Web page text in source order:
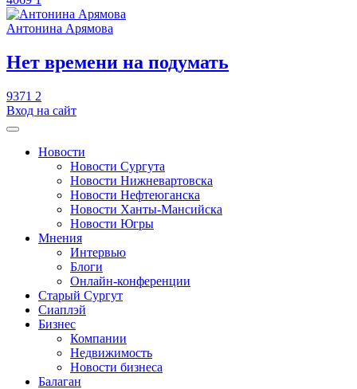
Антонина Арямова
​Нет времени на подумать
9371 2
Вход на сайт
Новости
Новости Сургута
Новости Нижневартовска
Новости Нефтеюганска
Новости Ханты-Мансийска
Новости Югры
Мнения
Интервью
Блоги
Онлайн-конференции
Старый Сургут
Сиаплэй
Бизнес
Компании
Недвижимость
Новости бизнеса
Балаган